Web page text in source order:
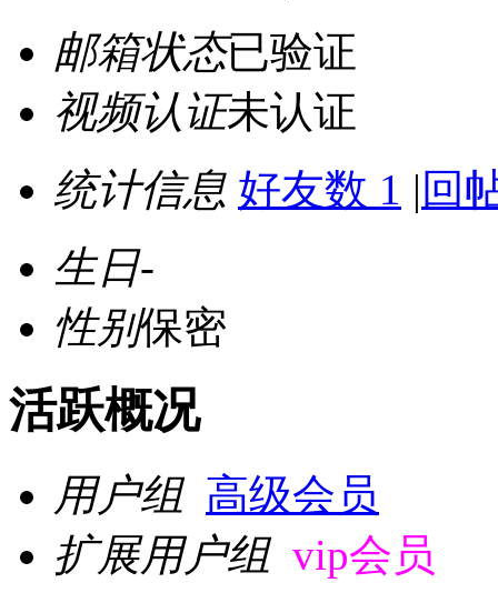
邮箱状态已验证
视频认证未认证
统计信息 好友数 1 | 回
生日-
性别保密
活跃概况
用户组 高级会员
扩展用户组 vip会员